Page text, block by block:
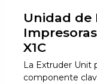
Unidad de
X1C
La Extruder Unit
componente